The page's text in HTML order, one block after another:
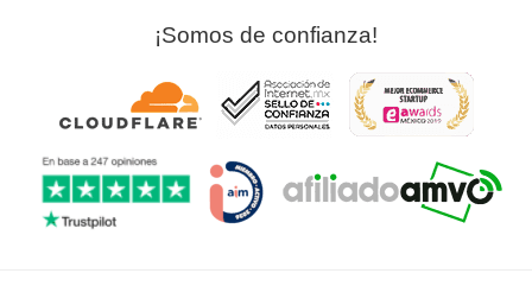
¡Somos de confianza!